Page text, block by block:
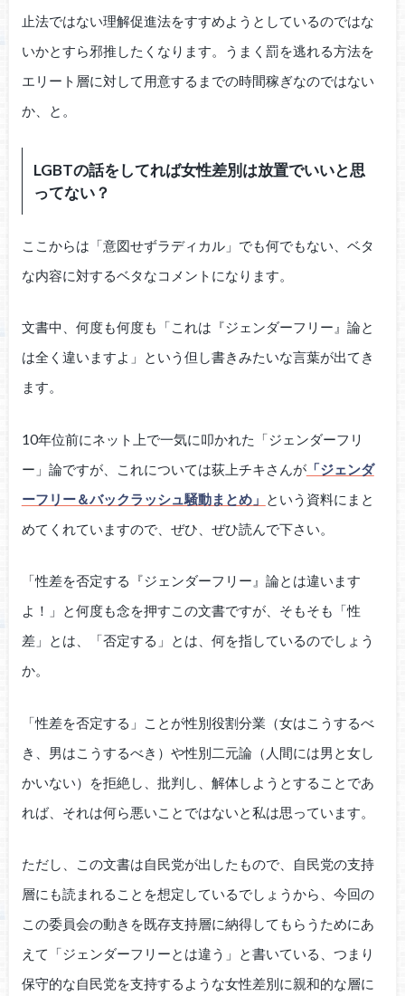
止法ではない理解促進法をすすめようとしているのではな
いかとすら邪推したくなります。うまく罰を逃れる方法を
エリート層に対して用意するまでの時間稼ぎなのではない
か、と。
LGBTの話をしてれば女性差別は放置でいいと思
ってない？
ここからは「意図せずラディカル」でも何でもない、ベタ
な内容に対するベタなコメントになります。
文書中、何度も何度も「これは『ジェンダーフリー』論と
は全く違いますよ」という但し書きみたいな言葉が出てき
ます。
10年位前にネット上で一気に叩かれた「ジェンダーフリ
ー」論ですが、これについては荻上チキさんが「ジェンダ
ーフリー＆バックラッシュ騒動まとめ」 という資料にまと
めてくれていますので、ぜひ、ぜひ読んで下さい。
「性差を否定する『ジェンダーフリー』論とは違います
よ！」と何度も念を押すこの文書ですが、そもそも「性
差」とは、「否定する」とは、何を指しているのでしょう
か。
「性差を否定する」ことが性別役割分業（女はこうするべ
き、男はこうするべき）や性別二元論（人間には男と女し
かいない）を拒絶し、批判し、解体しようとすることであ
れば、それは何ら悪いことではないと私は思っています。
ただし、この文書は自民党が出したもので、自民党の支持
層にも読まれることを想定しているでしょうから、今回の
この委員会の動きを既存支持層に納得してもらうためにあ
えて「ジェンダーフリーとは違う」と書いている、つまり
保守的な自民党を支持するような女性差別に親和的な層に